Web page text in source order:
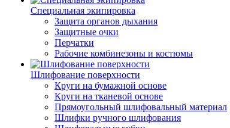
Специальная экипировка
Защита органов дыхания
Защитные очки
Перчатки
Рабочие комбинезоны и костюмы
Шлифование поверхности
Круги на бумажной основе
Круги на тканевой основе
Прямоугольный шлифовальный материал
Шлифки ручного шлифования